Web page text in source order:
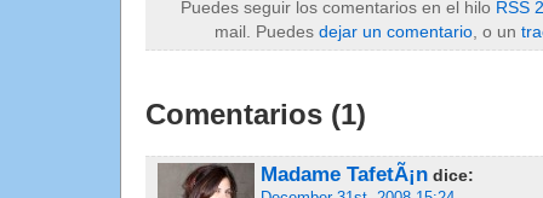
Puedes seguir los comentarios en el hilo RSS
mail. Puedes dejar un comentario , o un
Comentarios (1)
Madame TafetÃ¡n dice: